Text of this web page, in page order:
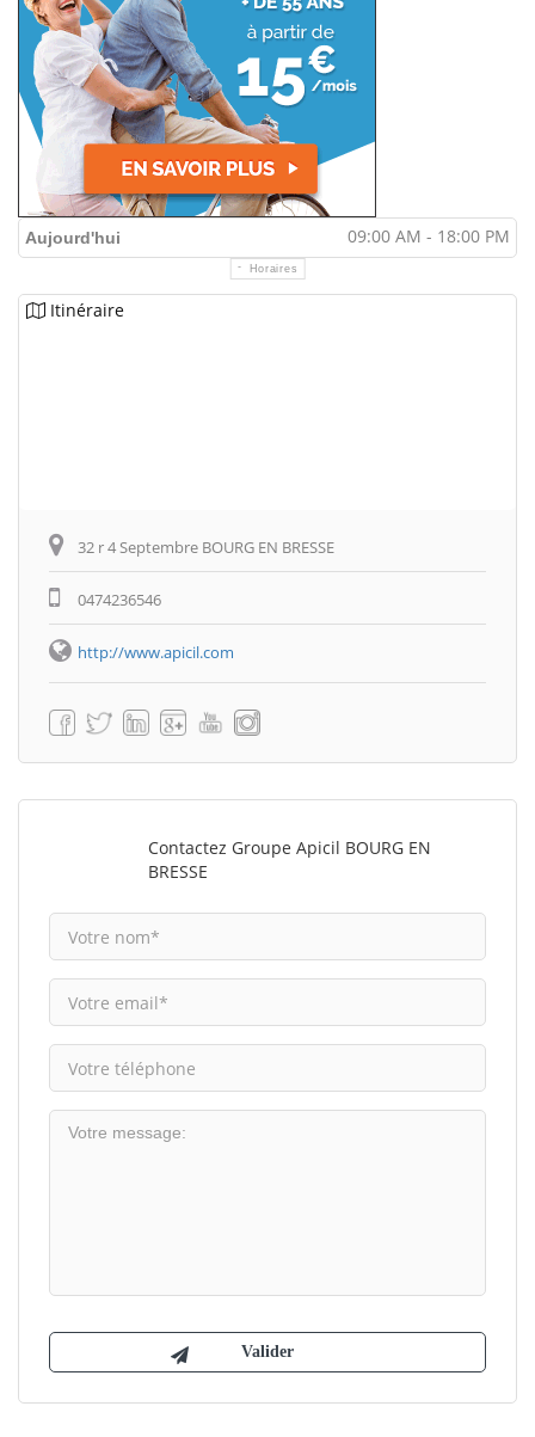
Aujourd'hui 09:00 AM - 18:00 PM
Horaires
Itinéraire
32 r 4 Septembre BOURG EN BRESSE
0474236546
http://www.apicil.com
Contactez Groupe Apicil BOURG EN
BRESSE